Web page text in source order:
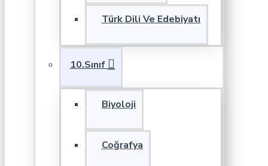
Türk Dili Ve Edebiyatı
10.Sınıf
Biyoloji
Coğrafya